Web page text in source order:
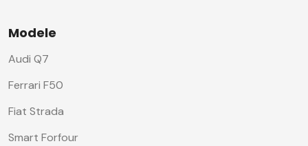
Modele
Audi Q7
Ferrari F50
Fiat Strada
Smart Forfour